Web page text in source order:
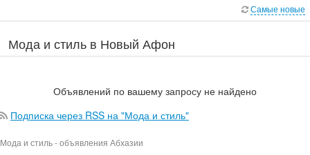
Самые новые
Мода и стиль в Новый Афон
Объявлений по вашему запросу не найдено
Подписка через RSS на "Мода и стиль"
Мода и стиль - объявления Абхазии